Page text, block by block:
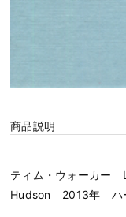
商品説明
ティム・ウォーカ
Hudson 2013年 ハ